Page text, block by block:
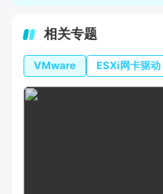
相关专题
VMware ESXi网卡驱动